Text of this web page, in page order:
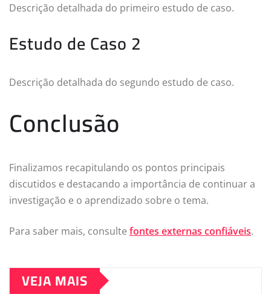
Descrição detalhada do primeiro estudo de caso.
Estudo de Caso 2
Descrição detalhada do segundo estudo de caso.
Conclusão
Finalizamos recapitulando os pontos principais
discutidos e destacando a importância de continuar a
investigação e o aprendizado sobre o tema.
Para saber mais, consulte fontes externas confiáveis.
VEJA MAIS